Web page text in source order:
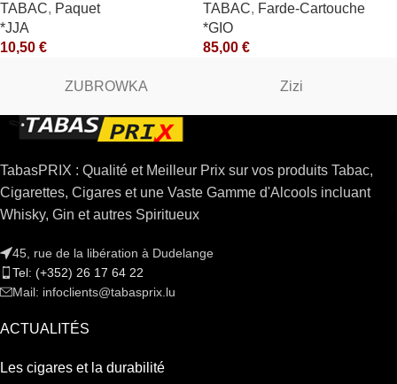
TABAC, Paquet
*JJA
10,50 €
TABAC, Farde-Cartouche
*GIO
85,00 €
ZUBROWKA Zizi
TabasPRIX : Qualité et Meilleur Prix sur vos produits Tabac,
Cigarettes, Cigares et une Vaste Gamme d'Alcools incluant
Whisky, Gin et autres Spiritueux
45, rue de la libération à Dudelange
Tel: (+352) 26 17 64 22
Mail: infoclients@tabasprix.lu
ACTUALITÉS
Les cigares et la durabilité